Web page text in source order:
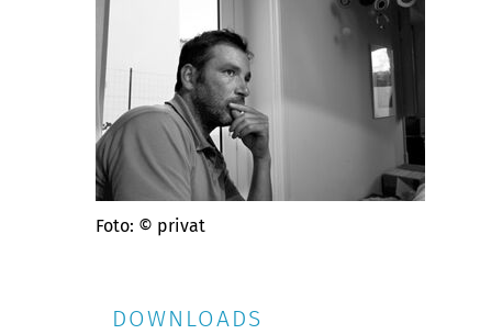
Foto: © privat
DOWNLOADS